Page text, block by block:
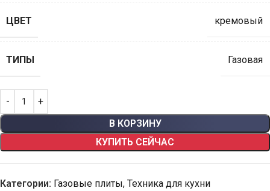
ЦВЕТ кремовый
ТИПЫ Газовая
В КОРЗИНУ
КУПИТЬ СЕЙЧАС
Категории: Газовые плиты, Техника для кухни